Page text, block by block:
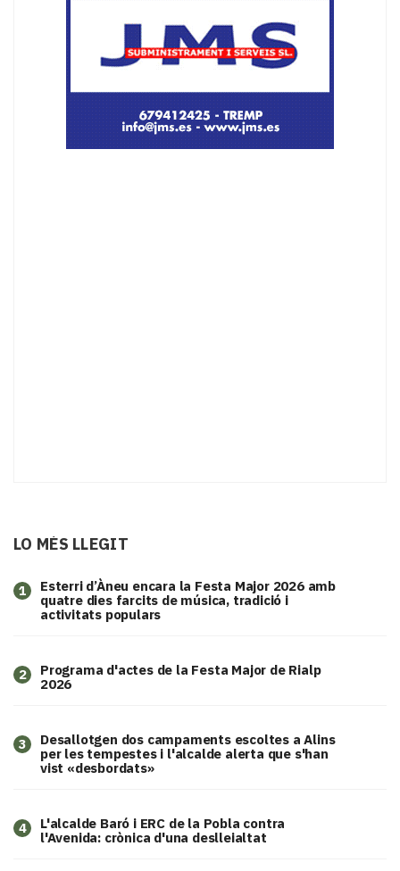
LO MÉS LLEGIT
1
Esterri d’Àneu encara la Festa Major 2026 amb
quatre dies farcits de música, tradició i
activitats populars
2
Programa d'actes de la Festa Major de Rialp
2026
3
​Desallotgen dos campaments escoltes a Alins
per les tempestes i l'alcalde alerta que s'han
vist «desbordats»
4
L'alcalde Baró i ERC de la Pobla contra
l'Avenida: crònica d'una deslleialtat